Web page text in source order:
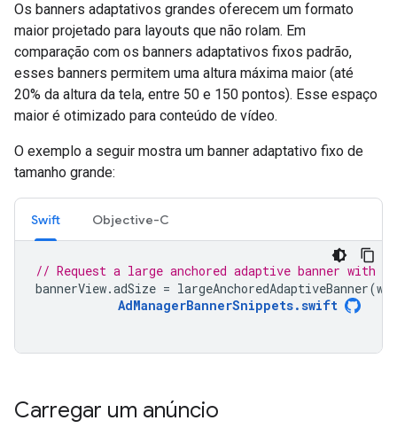
Os banners adaptativos grandes oferecem um formato
maior projetado para layouts que não rolam. Em
comparação com os banners adaptativos fixos padrão,
esses banners permitem uma altura máxima maior (até
20% da altura da tela, entre 50 e 150 pontos). Esse espaço
maior é otimizado para conteúdo de vídeo.
O exemplo a seguir mostra um banner adaptativo fixo de
tamanho grande:
Swift Objective-C
// Request a large anchored adaptive banner with
bannerView.adSize = largeAnchoredAdaptiveBanner(
AdManagerBannerSnippets.swift
Carregar um anúncio